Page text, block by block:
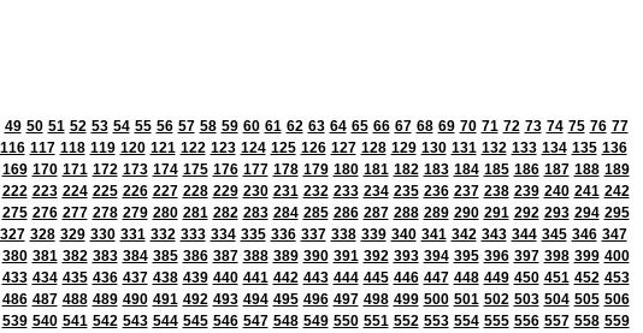
49 50 51 52 53 54 55 56 57 58 59 60 61 62 63 64 65 66 67 68 69 70 71 72 73 74 75 76 77
116 117 118 119 120 121 122 123 124 125 126 127 128 129 130 131 132 133 134 135 136
169 170 171 172 173 174 175 176 177 178 179 180 181 182 183 184 185 186 187 188 189
222 223 224 225 226 227 228 229 230 231 232 233 234 235 236 237 238 239 240 241 242
275 276 277 278 279 280 281 282 283 284 285 286 287 288 289 290 291 292 293 294 295
327 328 329 330 331 332 333 334 335 336 337 338 339 340 341 342 343 344 345 346 347
380 381 382 383 384 385 386 387 388 389 390 391 392 393 394 395 396 397 398 399 400
433 434 435 436 437 438 439 440 441 442 443 444 445 446 447 448 449 450 451 452 453
486 487 488 489 490 491 492 493 494 495 496 497 498 499 500 501 502 503 504 505 506
539 540 541 542 543 544 545 546 547 548 549 550 551 552 553 554 555 556 557 558 559